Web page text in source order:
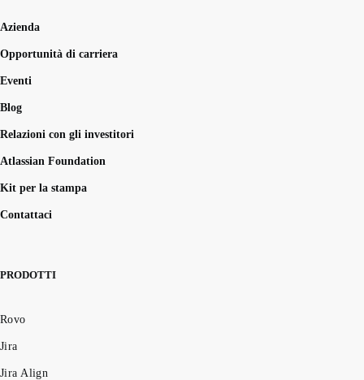
Azienda
Opportunità di carriera
Eventi
Blog
Relazioni con gli investitori
Atlassian Foundation
Kit per la stampa
Contattaci
PRODOTTI
Rovo
Jira
Jira Align